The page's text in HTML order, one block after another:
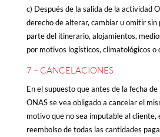
c) Después de la salida de la actividad
derecho de alterar, cambiar u omitir
parte del itinerario, alojamientos,
por motivos logísticos, climatológicos o
7 – CANCELACIONES
En el supuesto que antes de la fecha
ONAS se vea obligado a cancelar el
motivo que no sea imputable al cliente,
reembolso de todas las cantidades